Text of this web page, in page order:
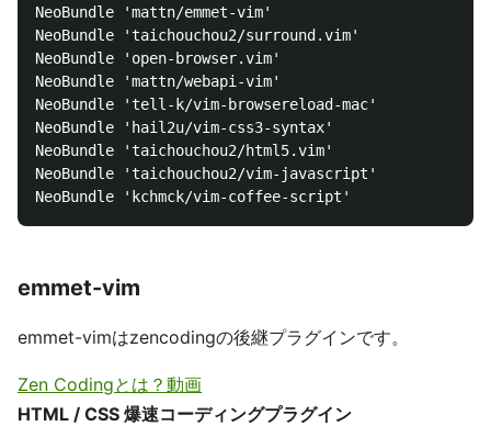
NeoBundle 'mattn/emmet-vim'
NeoBundle 'taichouchou2/surround.vim'
NeoBundle 'open-browser.vim'
NeoBundle 'mattn/webapi-vim'
NeoBundle 'tell-k/vim-browsereload-mac'
NeoBundle 'hail2u/vim-css3-syntax'
NeoBundle 'taichouchou2/html5.vim'
NeoBundle 'taichouchou2/vim-javascript'
emmet-vim
emmet-vimはzencodingの後継プラグインです。
Zen Codingとは？動画
HTML / CSS 爆速コーディングプラグイン